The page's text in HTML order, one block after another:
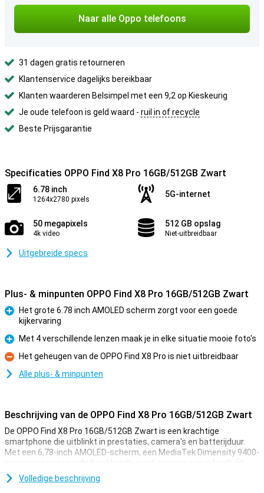
Naar alle Oppo telefoons
31 dagen gratis retourneren
Klantenservice dagelijks bereikbaar
Klanten waarderen Belsimpel met een 9,2 op Kieskeurig
Je oude telefoon is geld waard - ruil in of recycle
Beste Prijsgarantie
Specificaties OPPO Find X8 Pro 16GB/512GB Zwart
6.78 inch
1264x2780 pixels
5G-internet
50 megapixels
4k video
512 GB opslag
Niet-uitbreidbaar
Uitgebreide specs
Plus- & minpunten OPPO Find X8 Pro 16GB/512GB Zwart
Pluspunt
Het grote 6.78 inch AMOLED scherm zorgt voor een goede
kijkervaring
Pluspunt
Met 4 verschillende lenzen maak je in elke situatie mooie foto's
Minpunt
Het geheugen van de OPPO Find X8 Pro is niet uitbreidbaar
Alle plus- & minpunten
Beschrijving van de OPPO Find X8 Pro 16GB/512GB Zwart
De OPPO Find X8 Pro 16GB/512GB Zwart is een krachtige
smartphone die uitblinkt in prestaties, camera's en batterijduur.
Met een 6,78-inch AMOLED-scherm, een MediaTek Dimensity 9400-
processor en een indrukwekkende quad-camera setup biedt dit
toestel alles wat je nodig hebt voor een premium ervaring.
Volledige beschrijving